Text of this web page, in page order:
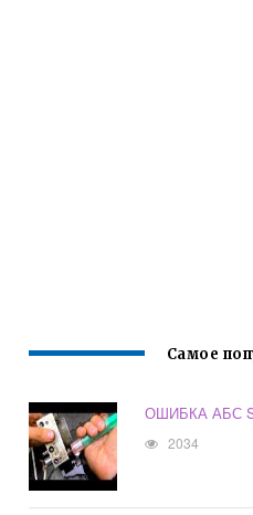
Самое
ОШИБКА АБС
2034